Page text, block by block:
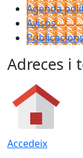
Agenda
Avisos
Adreces i
Accedeix